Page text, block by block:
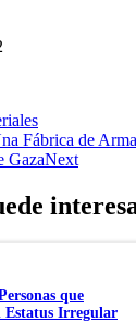
Fábrica de
GazaNext
que
Estatus Irregular